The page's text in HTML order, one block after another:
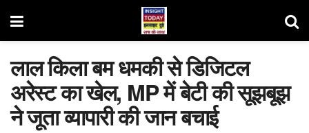
लाल किला बम धमकी से डिजिटल
अरेस्ट का खेल, MP में बेटी की सूझबूझ
ने जूता व्यापारी की जान बचाई